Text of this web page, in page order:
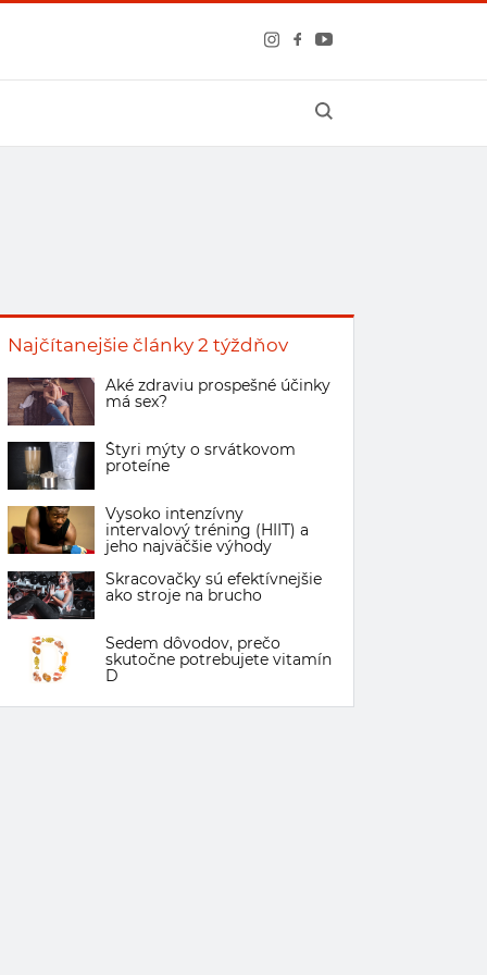
Najčítanejšie články 2 týždňov
Aké zdraviu prospešné účinky
má sex?
Štyri mýty o srvátkovom
proteíne
Vysoko intenzívny
intervalový tréning (HIIT) a
jeho najväčšie výhody
Skracovačky sú efektívnejšie
ako stroje na brucho
Sedem dôvodov, prečo
skutočne potrebujete vitamín
D